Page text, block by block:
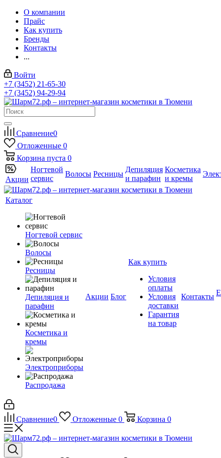
О компании
Прайс
Как купить
Бренды
Контакты
...
Войти
+7 (3452) 21-65-30
+7 (3452) 94-29-94
Сравнение0
Отложенные 0
Корзина пуста 0
Акции
Ногтевой
сервис
Волосы Ресницы
Депиляция
и парафин
Косметика
и кремы
Каталог
Ногтевой сервис
Волосы
Ресницы
Депиляция и
парафин
Косметика и
кремы
Электроприборы
Распродажа
Акции Блог
Как купить
Условия
оплаты
Условия
доставки
Гарантия
на товар
Контакты
Сравнение0 Отложенные 0 Корзина 0